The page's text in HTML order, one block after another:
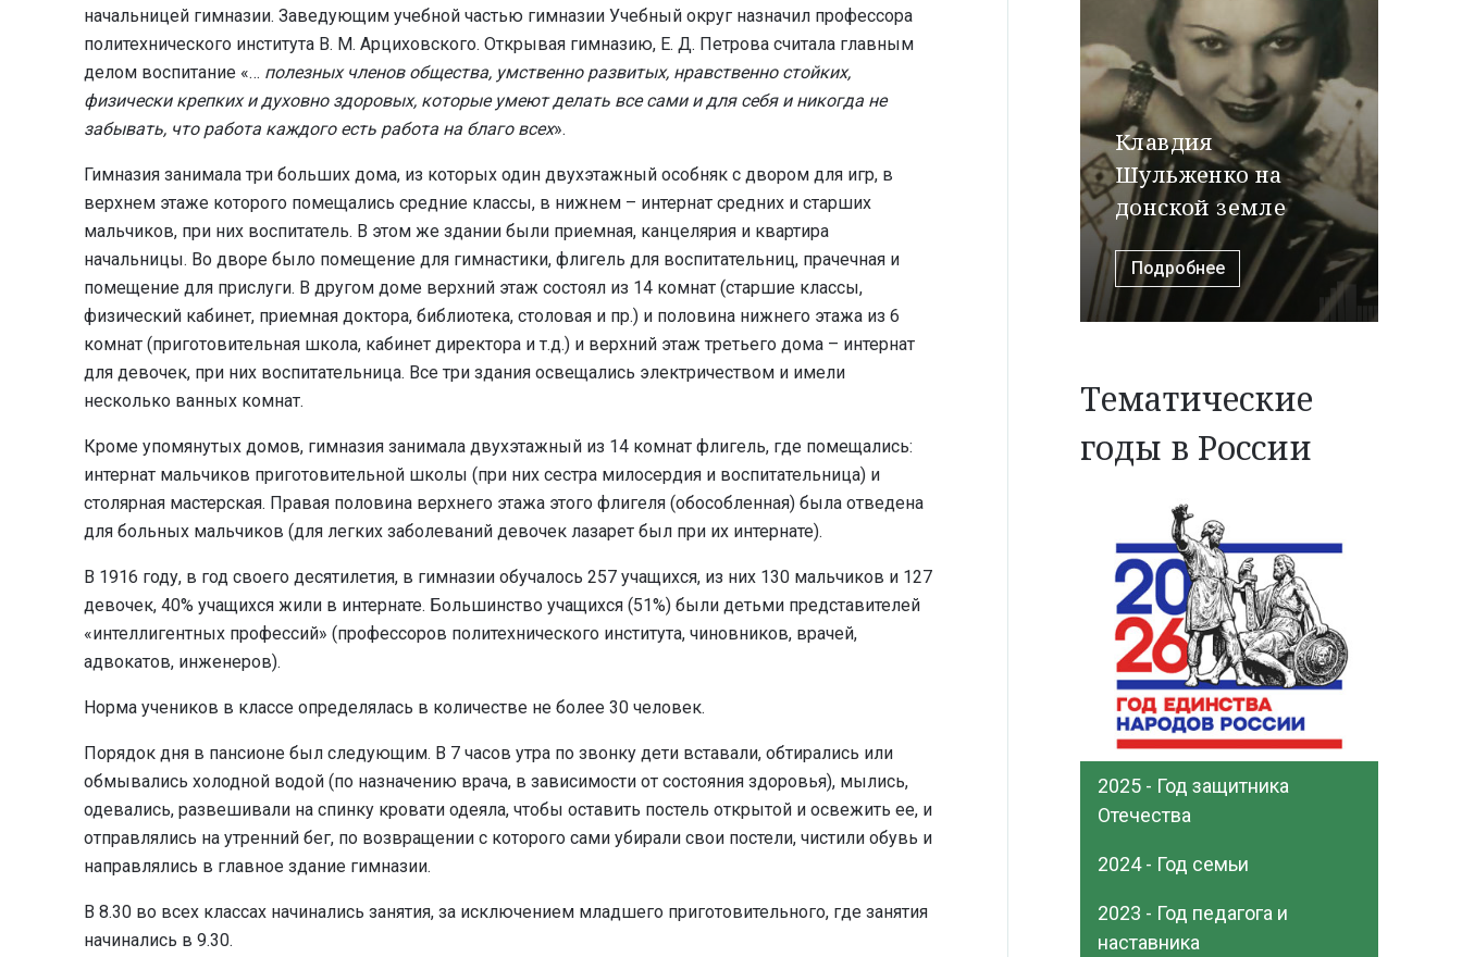
начальницей гимназии. Заведующим учебной частью гимназии Учебный округ назначил профессора
политехнического института В. М. Арциховского. Открывая гимназию, Е. Д. Петрова считала главным
делом воспитание «… полезных членов общества, умственно развитых, нравственно стойких,
физически крепких и духовно здоровых, которые умеют делать все сами и для себя и никогда не
забывать, что работа каждого есть работа на благо всех».
Гимназия занимала три больших дома, из которых один двухэтажный особняк с двором для игр, в
верхнем этаже которого помещались средние классы, в нижнем – интернат средних и старших
мальчиков, при них воспитатель. В этом же здании были приемная, канцелярия и квартира
начальницы. Во дворе было помещение для гимнастики, флигель для воспитательниц, прачечная и
помещение для прислуги. В другом доме верхний этаж состоял из 14 комнат (старшие классы,
физический кабинет, приемная доктора, библиотека, столовая и пр.) и половина нижнего этажа из 6
комнат (приготовительная школа, кабинет директора и т.д.) и верхний этаж третьего дома – интернат
для девочек, при них воспитательница. Все три здания освещались электричеством и имели
несколько ванных комнат.
Кроме упомянутых домов, гимназия занимала двухэтажный из 14 комнат флигель, где помещались:
интернат мальчиков приготовительной школы (при них сестра милосердия и воспитательница) и
столярная мастерская. Правая половина верхнего этажа этого флигеля (обособленная) была отведена
для больных мальчиков (для легких заболеваний девочек лазарет был при их интернате).
В 1916 году, в год своего десятилетия, в гимназии обучалось 257 учащихся, из них 130 мальчиков и 127
девочек, 40% учащихся жили в интернате. Большинство учащихся (51%) были детьми представителей
«интеллигентных профессий» (профессоров политехнического института, чиновников, врачей,
адвокатов, инженеров).
Норма учеников в классе определялась в количестве не более 30 человек.
Порядок дня в пансионе был следующим. В 7 часов утра по звонку дети вставали, обтирались или
обмывались холодной водой (по назначению врача, в зависимости от состояния здоровья), мылись,
одевались, развешивали на спинку кровати одеяла, чтобы оставить постель открытой и освежить ее, и
отправлялись на утренний бег, по возвращении с которого сами убирали свои постели, чистили обувь и
направлялись в главное здание гимназии.
В 8.30 во всех классах начинались занятия, за исключением младшего приготовительного, где занятия
начинались в 9.30.
Клавдия
Шульженко на
донской земле
Подробнее
Тематические
годы в России
2025 - Год защитника
Отечества
2024 - Год семьи
2023 - Год педагога и
наставника